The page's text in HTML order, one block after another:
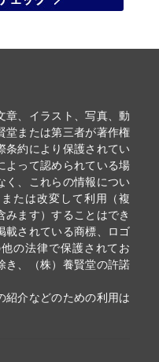
章、イラスト、写真、動
堂または第三者が著作権
条約により保護されてい
よって認められている場
く、これらの情報につい
たは改変して利用（複
ます）することはでき
載されている商標、ロゴ
の法律で保護されてお
き、（株）養賢堂の許諾
紹介などのための利用は